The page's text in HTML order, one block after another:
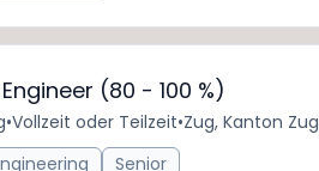
(80 - 100 %)
•Vollzeit oder Teilzeit•Zug, Kanton
Senior